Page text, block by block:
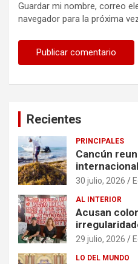
Guardar mi nombre, correo
navegador para la próxima
Recientes
PRINCIPALES
Cancún
soluciones
30 julio, 2026
AL INTERIOR
Acusan
escrituras
29 julio, 2026
LO DEL MUNDO